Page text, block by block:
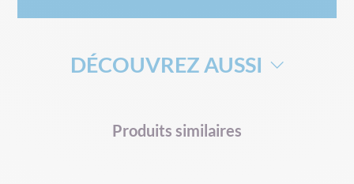
DÉCOUVREZ AUSSI
Produits similaires